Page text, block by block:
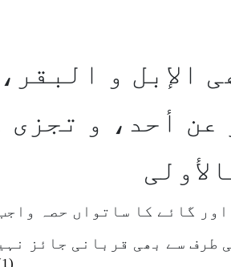
الإبل و
عن أحد، و تجزی
گائے کا ساتواں حصہ
طرف سے بھی قربانی جائز
(1)